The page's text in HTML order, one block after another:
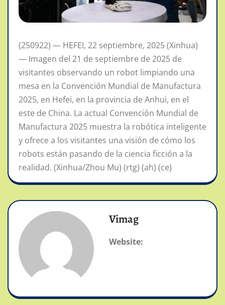
(250922) — HEFEI, 22 septiembre, 2025 (Xinhua)
— Imagen del 21 de septiembre de 2025 de
visitantes observando un robot limpiando una
mesa en la Convención Mundial de Manufactura
2025, en Hefei, en la provincia de Anhui, en el
este de China. La actual Convención Mundial de
Manufactura 2025 muestra la robótica inteligente
y ofrece a los visitantes una visión de cómo los
robots están pasando de la ciencia ficción a la
realidad. (Xinhua/Zhou Mu) (rtg) (ah) (ce)
Vimag
Website: